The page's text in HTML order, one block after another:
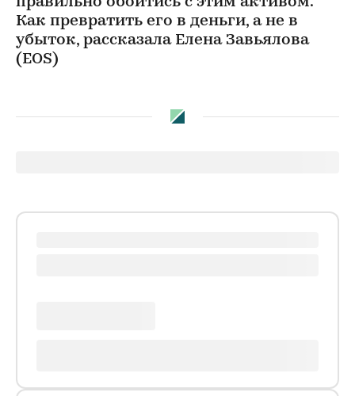
Как превратить его в деньги, а не в
убыток, рассказала Елена Завьялова
(EOS)